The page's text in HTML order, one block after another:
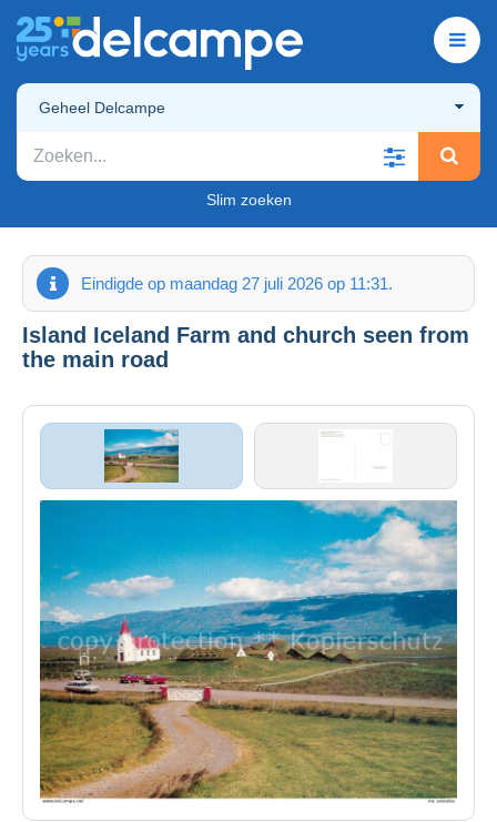
Geheel Delcampe
Slim zoeken
Eindigde op maandag 27 juli 2026 op 11:31.
Island Iceland Farm and church seen from
the main road